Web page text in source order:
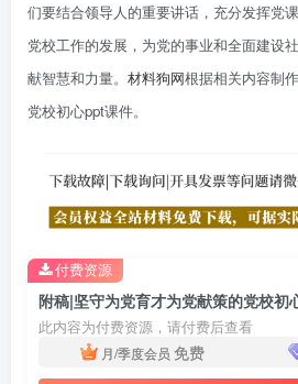
们要结合领导人的重要讲话，充分发挥党
党校工作的发展，为党的事业和全面建设
献智慧和力量。 材料狗网根据相关内容制
党校初心ppt课件。
附稿|坚守为党育才为党献策的党校初
此内容为付费资源，请付费后查看
月/季度会员 免费
付费资源